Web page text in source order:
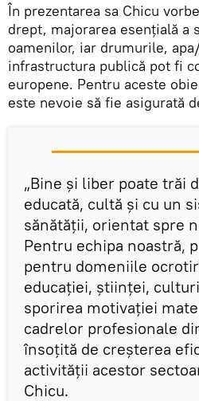
În prezentarea sa Chicu
drept, majorarea esențială a
oamenilor, iar drumurile,
infrastructura publică pot fi
europene. Pentru aceste
este nevoie să fie asigurată
„Bine și liber poate trăi
educată, cultă și cu un
sănătății, orientat spre
Pentru echipa noastră,
pentru domeniile
educației, științei,
sporirea motivației
cadrelor profesionale
însoțită de creșterea
activității acestor
Chicu.